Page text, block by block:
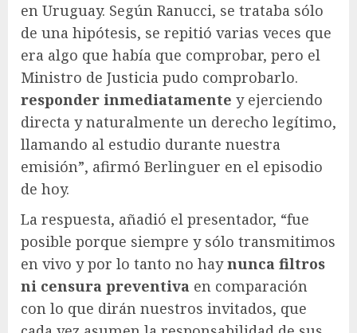
en Uruguay. Según Ranucci, se trataba sólo
de una hipótesis, se repitió varias veces que
era algo que había que comprobar, pero el
Ministro de Justicia pudo comprobarlo.
responder inmediatamente y ejerciendo
directa y naturalmente un derecho legítimo,
llamando al estudio durante nuestra
emisión”, afirmó Berlinguer en el episodio
de hoy.
La respuesta, añadió el presentador, “fue
posible porque siempre y sólo transmitimos
en vivo y por lo tanto no haynunca filtros
ni censura preventiva en comparación
con lo que dirán nuestros invitados, que